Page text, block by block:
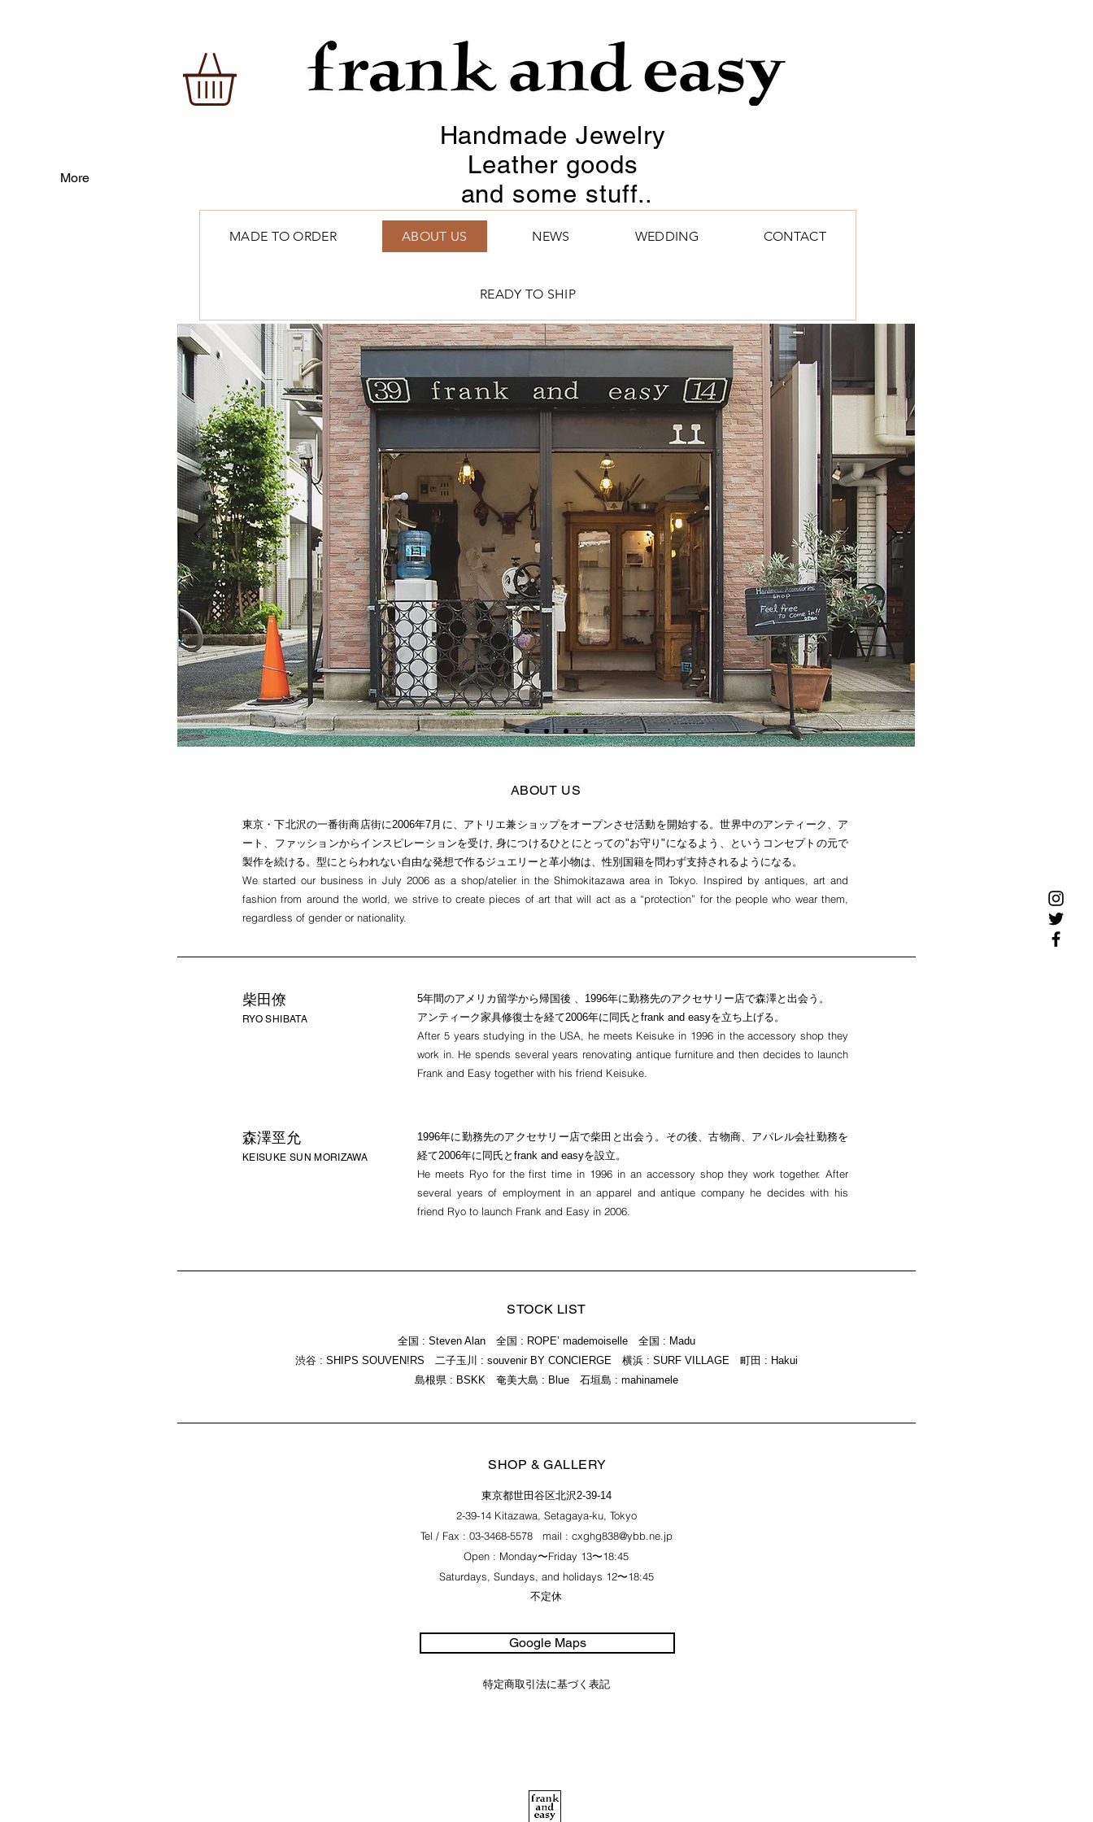
More
Handmade Jewelry
Leather goods
and some stuff..
MADE TO ORDER ABOUT US NEWS WEDDING CONTACT
READY TO SHIP
ABOUT US
東京・下北沢の一番街商店街に2006年7月に、アトリエ兼ショップをオープンさせ活動を開始する。世界中のアンティーク、ア
ート、ファッションからインスピレーションを受け, 身につけるひとにとっての"お守り"になるよう、というコンセプトの元で
製作を続ける。型にとらわれない自由な発想で作るジュエリーと革小物は、性別国籍を問わず支持されるようになる。
We started our business in July 2006 as a shop/atelier in the Shimokitazawa area in Tokyo. Inspired by antiques, art and
fashion from around the world, we strive to create pieces of art that will act as a “protection” for the people who wear them,
regardless of gender or nationality.
柴田僚
RYO SHIBATA
5年間のアメリカ留学から帰国後 、1996年に勤務先のアクセサリー店で森澤と出会う。
アンティーク家具修復士を経て2006年に同氏とfrank and easyを立ち上げる。
After 5 years studying in the USA, he meets Keisuke in 1996 in the accessory shop they
work in. He spends several years renovating antique furniture and then decides to launch
Frank and Easy together with his friend Keisuke.
森澤巠允
KEISUKE SUN MORIZAWA
1996年に勤務先のアクセサリー店で柴田と出会う。その後、古物商、アパレル会社勤務を
経て2006年に同氏とfrank and easyを設立。
He meets Ryo for the first time in 1996 in an accessory shop they work together. After
several years of employment in an apparel and antique company he decides with his
friend Ryo to launch Frank and Easy in 2006.
STOCK LIST
全国 : Steven Alan 全国 : ROPE’ mademoiselle 全国 : Madu
渋谷 : SHIPS SOUVEN!RS 二子玉川 : souvenir BY CONCIERGE 横浜 : SURF VILLAGE 町田 : Hakui
島根県 : BSKK 奄美大島 : Blue 石垣島 : mahinamele
SHOP & GALLERY
東京都世田谷区北沢2-39-14
2-39-14 Kitazawa, Setagaya-ku, Tokyo
Tel / Fax : 03-3468-5578 mail : cxghg838@ybb.ne.jp
Open : Monday〜Friday 13〜18:45
Saturdays, Sundays, and holidays 12〜18:45
不定休
Google Maps
特定商取引法に基づく表記